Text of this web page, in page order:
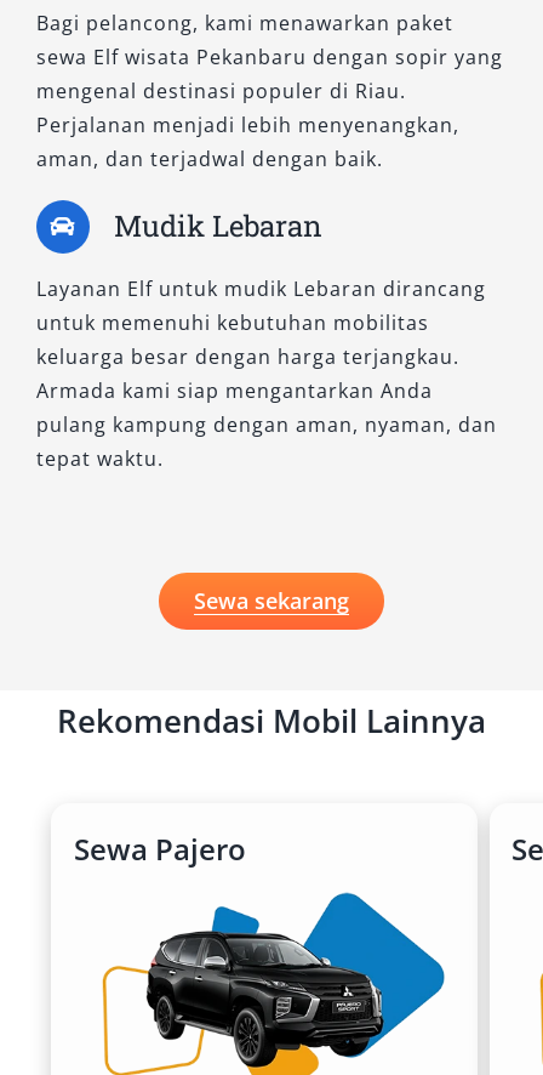
Bagi pelancong, kami menawarkan paket
sewa Elf wisata Pekanbaru dengan sopir yang
mengenal destinasi populer di Riau.
Perjalanan menjadi lebih menyenangkan,
aman, dan terjadwal dengan baik.
Mudik Lebaran
Layanan Elf untuk mudik Lebaran dirancang
untuk memenuhi kebutuhan mobilitas
keluarga besar dengan harga terjangkau.
Armada kami siap mengantarkan Anda
pulang kampung dengan aman, nyaman, dan
tepat waktu.
Sewa sekarang
Rekomendasi Mobil Lainnya
Sewa Pajero